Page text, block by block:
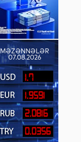
MƏZƏNNƏLƏR
07.08.2026
1.7
1.9591
2.0816
0.0356